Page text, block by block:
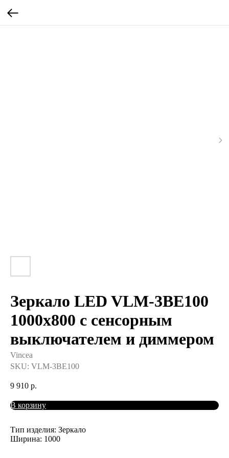
Зеркало LED VLM-3BE100
1000х800 c сенсорным
выключателем и диммером
Vincea
SKU: VLM-3BE100
9 910 р.
В корзину
Тип изделия: Зеркало
Ширина: 1000